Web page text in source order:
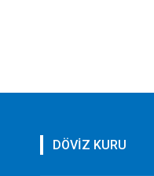
DÖVİZ KURU